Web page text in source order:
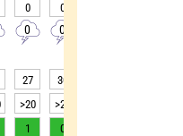
0 0
0 0
27 30
>20 >20
1 0